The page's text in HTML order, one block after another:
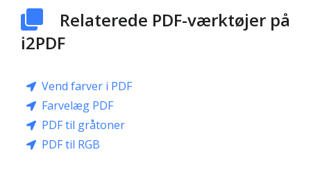
Relaterede PDF-værktøjer på
i2PDF
Vend farver i PDF
Farvelæg PDF
PDF til gråtoner
PDF til RGB